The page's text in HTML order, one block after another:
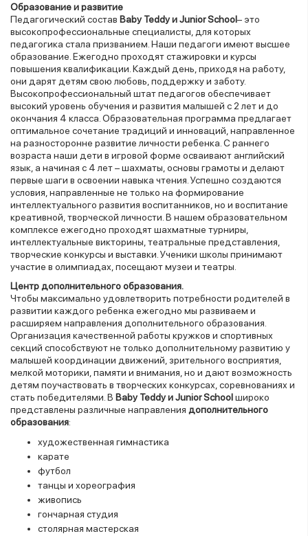
Образование и развитие
Педагогический состав Baby Teddy и Junior School– это
высокопрофессиональные специалисты, для которых
педагогика стала призванием. Наши педагоги имеют высшее
образование. Ежегодно проходят стажировки и курсы
повышения квалификации. Каждый день, приходя на работу,
они дарят детям свою любовь, поддержку и заботу.
Высокопрофессиональный штат педагогов обеспечивает
высокий уровень обучения и развития малышей с 2 лет и до
окончания 4 класса. Образовательная программа предлагает
оптимальное сочетание традиций и инноваций, направленное
на разносторонне развитие личности ребенка. С раннего
возраста наши дети в игровой форме осваивают английский
язык, а начиная с 4 лет – шахматы, основы грамоты и делают
первые шаги в освоении навыка чтения. Успешно создаются
условия, направленные не только на формирование
интеллектуального развития воспитанников, но и воспитание
креативной, творческой личности. В нашем образовательном
комплексе ежегодно проходят шахматные турниры,
интеллектуальные викторины, театральные представления,
творческие конкурсы и выставки. Ученики школы принимают
участие в олимпиадах, посещают музеи и театры.
Центр дополнительного образования.
Чтобы максимально удовлетворить потребности родителей в
развитии каждого ребенка ежегодно мы развиваем и
расширяем направления дополнительного образования.
Организация качественной работы кружков и спортивных
секций способствуют не только дополнительному развитию у
малышей координации движений, зрительного восприятия,
мелкой моторики, памяти и внимания, но и дают возможность
детям поучаствовать в творческих конкурсах, соревнованиях и
стать победителями. В Baby Teddy и Junior Schoolшироко
представлены различные направления дополнительного
образования:
художественная гимнастика
карате
футбол
танцы и хореография
живопись
гончарная студия
столярная мастерская